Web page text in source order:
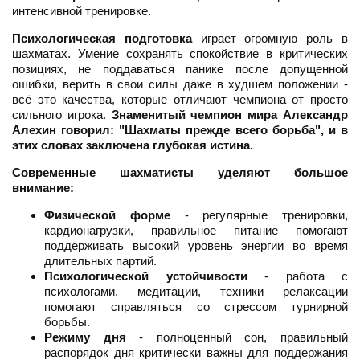
интенсивной тренировке.
Психологическая подготовкаиграет огромную роль в
шахматах. Умение сохранять спокойствие в критических
позициях, не поддаваться панике после допущенной
ошибки, верить в свои силы даже в худшем положении -
всё это качества, которые отличают чемпиона от просто
сильного игрока. Знаменитый чемпион мира Александр
Алехин говорил: "Шахматы прежде всего борьба", и в
этих словах заключена глубокая истина.
Современные шахматисты уделяют большое
внимание:
Физической форме- регулярные тренировки,
кардионагрузки, правильное питание помогают
поддерживать высокий уровень энергии во время
длительных партий.
Психологической устойчивости- работа с
психологами, медитации, техники релаксации
помогают справляться со стрессом турнирной
борьбы.
Режиму дня - полноценный сон, правильный
распорядок дня критически важны для поддержания